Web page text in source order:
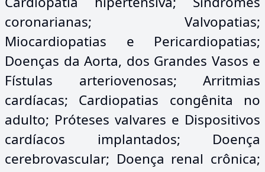
coronarianas; Valvopatias;
Miocardiopatias e Pericardiopatias;
Doenças da Aorta, dos Grandes Vasos e
Fístulas arteriovenosas; Arritmias
cardíacas; Cardiopatias congênita no
adulto; Próteses valvares e Dispositivos
cardíacos implantados; Doença
cerebrovascular; Doença renal crônica;